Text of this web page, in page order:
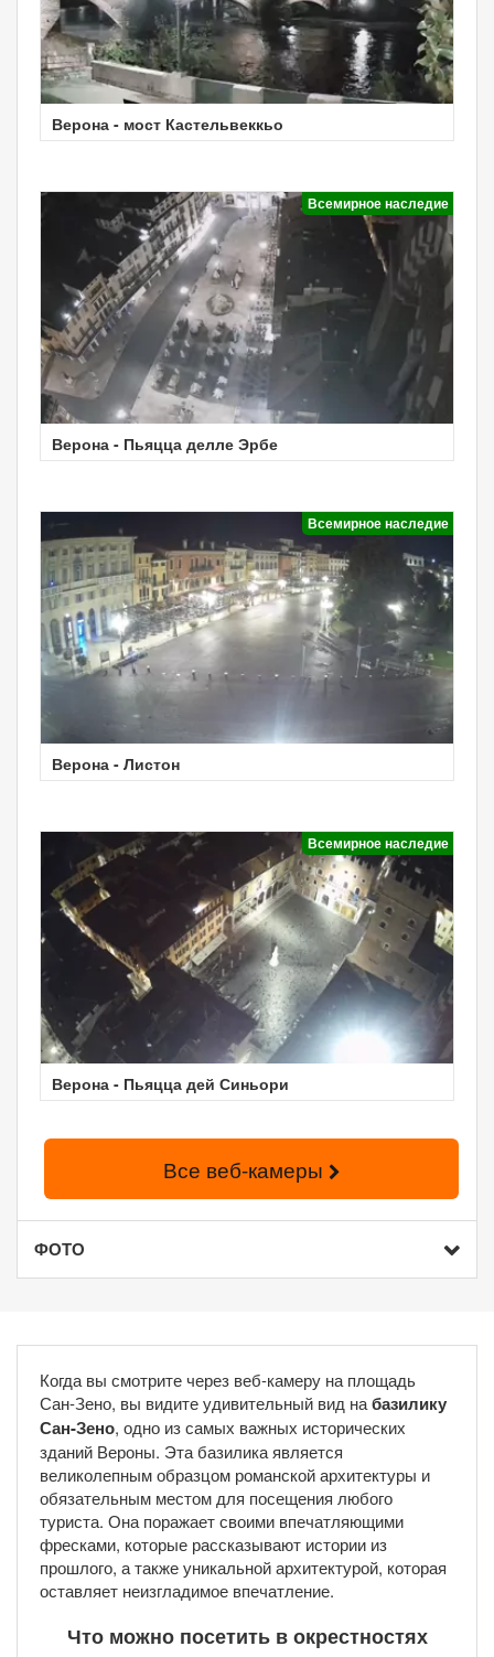
Верона - мост Кастельвеккьо
Всемирное наследие
Верона - Пьяцца делле Эрбе
Всемирное наследие
Верона - Листон
Всемирное наследие
Верона - Пьяцца дей Синьори
Все веб-камеры
ФОТО
Когда вы смотрите через веб-камеру на площадь
Сан-Зено, вы видите удивительный вид набазилику
Сан-Зено, одно из самых важных исторических
зданий Вероны. Эта базилика является
великолепным образцом романской архитектуры и
обязательным местом для посещения любого
туриста. Она поражает своими впечатляющими
фресками, которые рассказывают истории из
прошлого, а также уникальной архитектурой, которая
оставляет неизгладимое впечатление.
Что можно посетить в окрестностях